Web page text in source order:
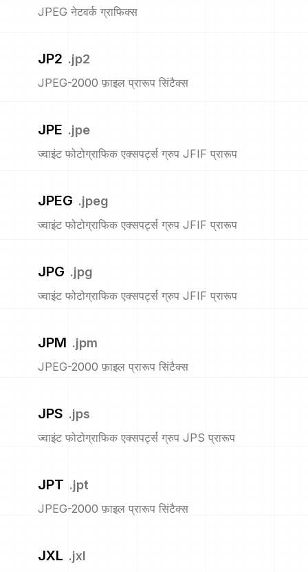
JPEG नेटवर्क ग्राफिक्स
JP2 .jp2
JPEG-2000 फ़ाइल प्रारूप सिंटैक्स
JPE .jpe
ज्वाइंट फोटोग्राफिक एक्सपर्ट्स ग्रुप JFIF प्रारूप
JPEG .jpeg
ज्वाइंट फोटोग्राफिक एक्सपर्ट्स ग्रुप JFIF प्रारूप
JPG .jpg
ज्वाइंट फोटोग्राफिक एक्सपर्ट्स ग्रुप JFIF प्रारूप
JPM .jpm
JPEG-2000 फ़ाइल प्रारूप सिंटैक्स
JPS .jps
ज्वाइंट फोटोग्राफिक एक्सपर्ट्स ग्रुप JPS प्रारूप
JPT .jpt
JPEG-2000 फ़ाइल प्रारूप सिंटैक्स
JXL .jxl